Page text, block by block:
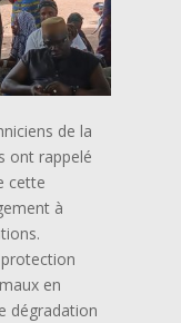
de la
ont rappelé
cette
à
en
dégradation